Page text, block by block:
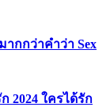
กกว่าคำว่า Sex
2024 ใครได้รัก